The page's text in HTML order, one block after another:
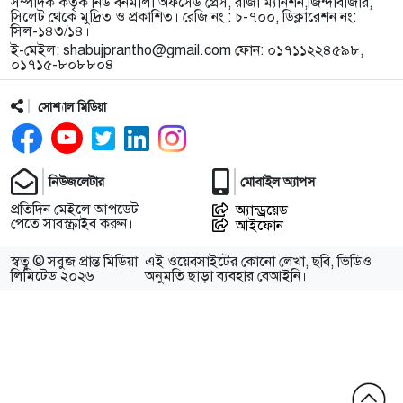
সিলেট থেকে মুদ্রিত ও প্রকাশিত। রেজি নং : চ-৭০০, ডিক্লারেশন নং:
সিল-১৪৩/১৪।
ই-মেইল: shabujprantho@gmail.com ফোন: ০১৭১১২২৪৫৯৮,
০১৭১৫-৮০৮৮০৪
সোশ্যাল মিডিয়া
নিউজলেটার
প্রতিদিন মেইলে আপডেট
পেতে সাবস্ক্রাইব করুন।
মোবাইল অ্যাপস
অ্যান্ড্রয়েড
আইফোন
স্বত্ব © সবুজ প্রান্ত মিডিয়া
লিমিটেড ২০২৬
এই ওয়েবসাইটের কোনো লেখা, ছবি, ভিডিও
অনুমতি ছাড়া ব্যবহার বেআইনি।